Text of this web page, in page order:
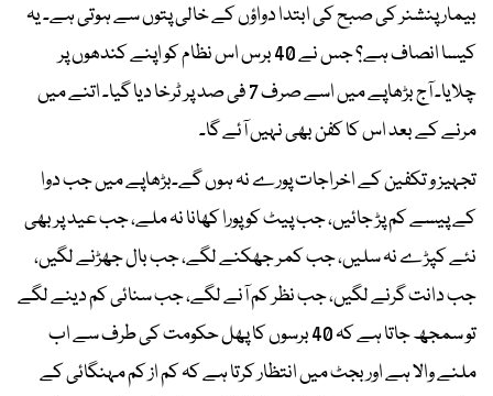
بیمار پنشنر کی صبح کی ابتدا دواؤں کے خالی پتوں سے ہوتی ہے۔ یہ
کیسا انصاف ہے؟ جس نے 40 برس اس نظام کو اپنے کندھوں پر
چلایا۔ آج بڑھاپے میں اسے صرف 7 فی صد پر ٹرخا دیا گیا۔ اتنے میں
مرنے کے بعد اس کا کفن بھی نہیں آئے گا۔
تجہیز و تکفین کے اخراجات پورے نہ ہوں گے۔بڑھاپے میں جب دوا
کے پیسے کم پڑ جائیں، جب پیٹ کو پورا کھانا نہ ملے، جب عید پر بھی
نئے کپڑے نہ سلیں، جب کمر جھکنے لگے، جب بال جھڑنے لگیں،
جب دانت گرنے لگیں، جب نظر کم آنے لگے، جب سنائی کم دینے لگے
تو سمجھ جاتا ہے کہ 40 برسوں کا پھل حکومت کی طرف سے اب
ملنے والا ہے اور بجٹ میں انتظار کرتا ہے کہ کم از کم مہنگائی کے